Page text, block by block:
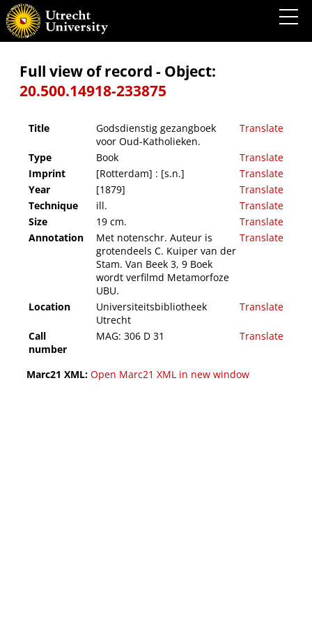
Godsdienstig gezangboek voor Oud-Katholieken.
Full view of record - Object:
20.500.14918-233875
Title
Godsdienstig gezangboek
voor Oud-Katholieken.
Translate
Type Book
Translate
Imprint
[Rotterdam] : [s.n.]
Translate
Year
[1879]
Translate
Technique
ill.
Translate
Size
19 cm.
Translate
Annotation
Met notenschr. Auteur is
grotendeels C. Kuiper van der
Stam. Van Beek 3, 9 Boek
wordt verfilmd Metamorfoze
UBU.
Translate
Location
Universiteitsbibliotheek
Utrecht
Translate
Call
number
MAG: 306 D 31 Translate
Marc21 XML: Open Marc21 XML in new window